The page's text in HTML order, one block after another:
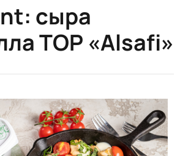
сыра
TOP «Alsafi»